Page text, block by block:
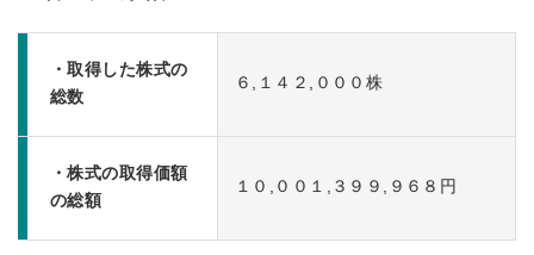
・取得した株式の
総数
６,１４２,０００株
・株式の取得価額
の総額
１０,００１,３９９,９６８円